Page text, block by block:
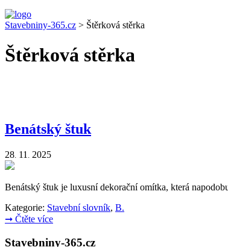
Stavebniny-365.cz > Štěrková stěrka
Štěrková stěrka
Benátský štuk
28. 11 . 2025
Benátský štuk je luxusní dekorační omítka, která
Kategorie: Stavební slovník, B.
➞ Čtěte více
Stavebniny-365.cz